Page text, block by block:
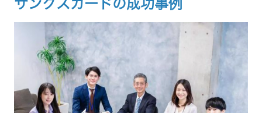
サンクスカードの成功事例